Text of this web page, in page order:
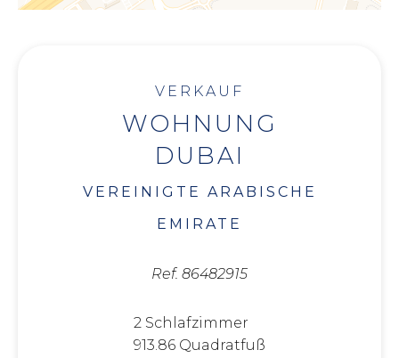
VERKAUF
WOHNUNG
DUBAI
VEREINIGTE ARABISCHE
EMIRATE
Ref. 86482915
2 Schlafzimmer
913.86 Quadratfuß